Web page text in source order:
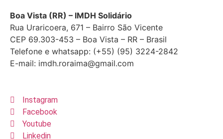
Boa Vista (RR) – IMDH Solidário
Rua Uraricoera, 671 – Bairro São Vicente
CEP 69.303-453 – Boa Vista – RR – Brasil
Telefone e whatsapp: (+55) (95) 3224-2842
E-mail: imdh.roraima@gmail.com
Instagram
Facebook
Youtube
Linkedin